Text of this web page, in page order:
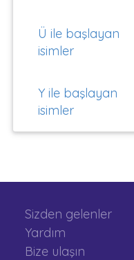
Ü ile başlayan
isimler
Y ile başlayan
isimler
Sizden gelenler
Yardım
Bize ulaşın